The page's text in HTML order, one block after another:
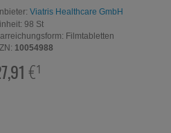
Viatris Healthcare GmbH
98 St
Filmtabletten
10054988
€¹